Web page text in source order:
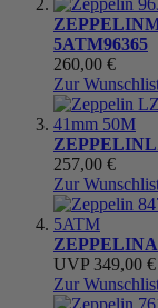
ZEPPELIN
5ATM96365
260,00 €
Zur
ZEPPELIN
257,00 €
Zur
ZEPPELIN
UVP 349,00 €
Zur